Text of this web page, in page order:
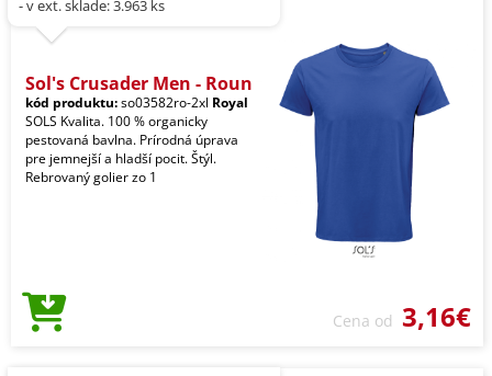
- v ext. sklade: 3.963 ks
Sol's Crusader Men - Roun
kód produktu:so03582ro-2xl Royal
SOLS Kvalita. 100 % organicky
pestovaná bavlna. Prírodná úprava
pre jemnejší a hladší pocit. Štýl.
Rebrovaný golier zo 1
Cena od 3,16€